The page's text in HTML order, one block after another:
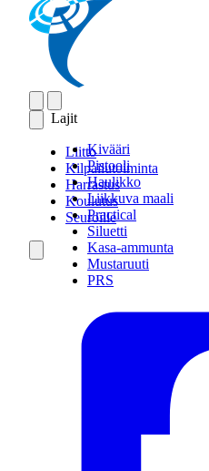
Lajit
Kivääri
Pistooli
Haulikko
Liikkuva maali
Practical
Siluetti
Kasa-ammunta
Mustaruuti
PRS
Liitto
Kilpailutoiminta
Harrastus
Koulutus
Seuroille